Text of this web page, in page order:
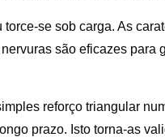
se sob carga. As
são eficazes para
reforço triangular
prazo. Isto torna-as